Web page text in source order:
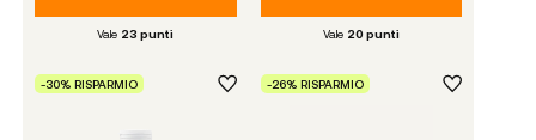
Vale 23 punti Vale 20punti
-30% RISPARMIO -26% RISPARMIO